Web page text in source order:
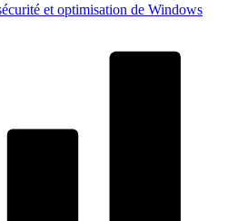
et optimisation de Windows